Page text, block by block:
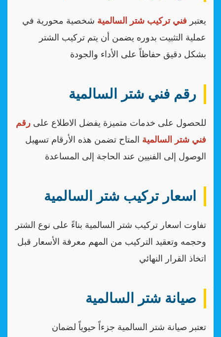
يعتبر فني تركيب شتر السالمية شخصية محورية في
عملية التثبيت بدوره يضمن أن يتم تركيب الشتر
بشكل دقيق حفاظاً على الأداء والجودة
رقم فني شتر السالمية
للحصول على خدمات متميزة يفضل الاطلاع على رقم
فني شتر السالمية المتاح تضمن هذه الأرقام تسهيل
الوصول إلى الفنيين عند الحاجة إلى المساعدة
اسعار تركيب شتر السالمية
تفاوت اسعار تركيب شتر السالمية بناءً على نوع الشتر
وحجمه وتعقيد التركيب من المهم معرفة الأسعار قبل
اتخاذ القرار النهائي
صيانة شتر السالمية
تعتبر صيانة شتر السالمية جزءاً حيوياً لضمان